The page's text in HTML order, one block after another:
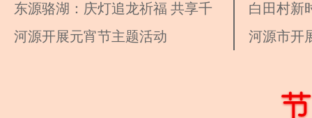
行
元宵
东源骆湖：庆灯追龙祈福 共享千
人盛宴
白田村新
手包汤圆
河源开展元宵节主题活动 河源市开